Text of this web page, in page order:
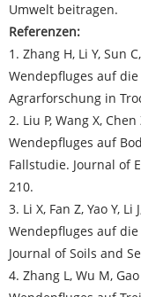
Umwelt beitragen.
Referenzen:
1. Zhang H, Li Y, Sun
Wendepfluges auf
Agrarforschung in
2. Liu P, Wang X,
Wendepfluges auf
Fallstudie. Journal of
210.
3. Li X, Fan Z, Yao Y,
Wendepfluges auf
Journal of Soils and
4. Zhang L, Wu M,